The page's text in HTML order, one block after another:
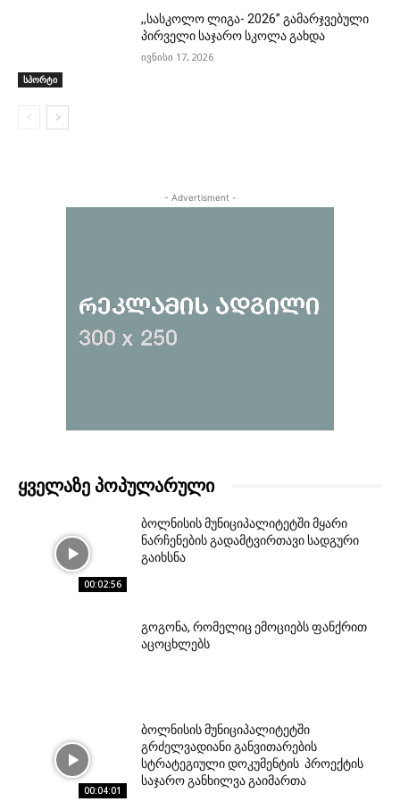
სპორტი
,,სასკოლო ლიგა- 2026” გამარჯვებული
პირველი საჯარო სკოლა გახდა
ივნისი 17, 2026
- Advertisment -
ᲧᲕᲔᲚᲐᲖᲔ ᲞᲝᲞᲣᲚᲐᲠᲣᲚᲘ
00:02:56
ბოლნისის მუნიციპალიტეტში მყარი
ნარჩენების გადამტვირთავი სადგური
გაიხსნა
გოგონა, რომელიც ემოციებს ფანქრით
აცოცხლებს
00:04:01
ბოლნისის მუნიციპალიტეტში
გრძელვადიანი განვითარების
სტრატეგიული დოკუმენტის პროექტის
საჯარო განხილვა გაიმართა